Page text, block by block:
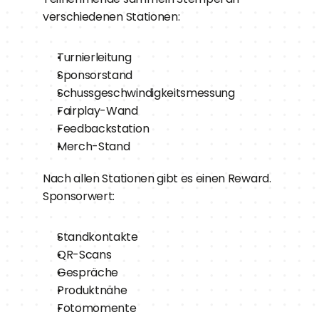
verschiedenen Stationen:
Turnierleitung
Sponsorstand
Schussgeschwindigkeitsmessung
Fairplay-Wand
Feedbackstation
Merch-Stand
Nach allen Stationen gibt es einen Reward.
Sponsorwert:
Standkontakte
QR-Scans
Gespräche
Produktnähe
Fotomomente